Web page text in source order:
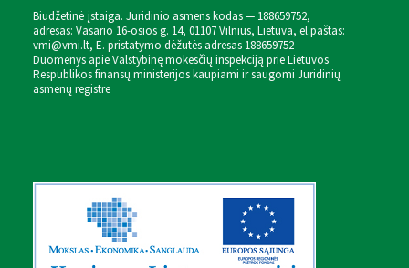
Biudžetinė įstaiga. Juridinio asmens kodas — 188659752,
adresas: Vasario 16-osios g. 14, 01107 Vilnius, Lietuva, el.paštas:
vmi@vmi.lt, E. pristatymo dėžutės adresas 188659752
Duomenys apie Valstybinę mokesčių inspekciją prie Lietuvos
Respublikos finansų ministerijos kaupiami ir saugomi Juridinių
asmenų registre